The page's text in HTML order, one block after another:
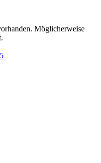
Möglicherweise